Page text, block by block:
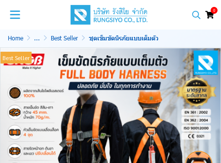
0
Home ... Best Seller ชุดเข็มขัดนิรภัยแบบเต็มตัว
Best Seller